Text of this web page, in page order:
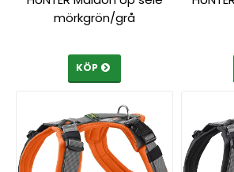
mörkgrön/grå
KÖP